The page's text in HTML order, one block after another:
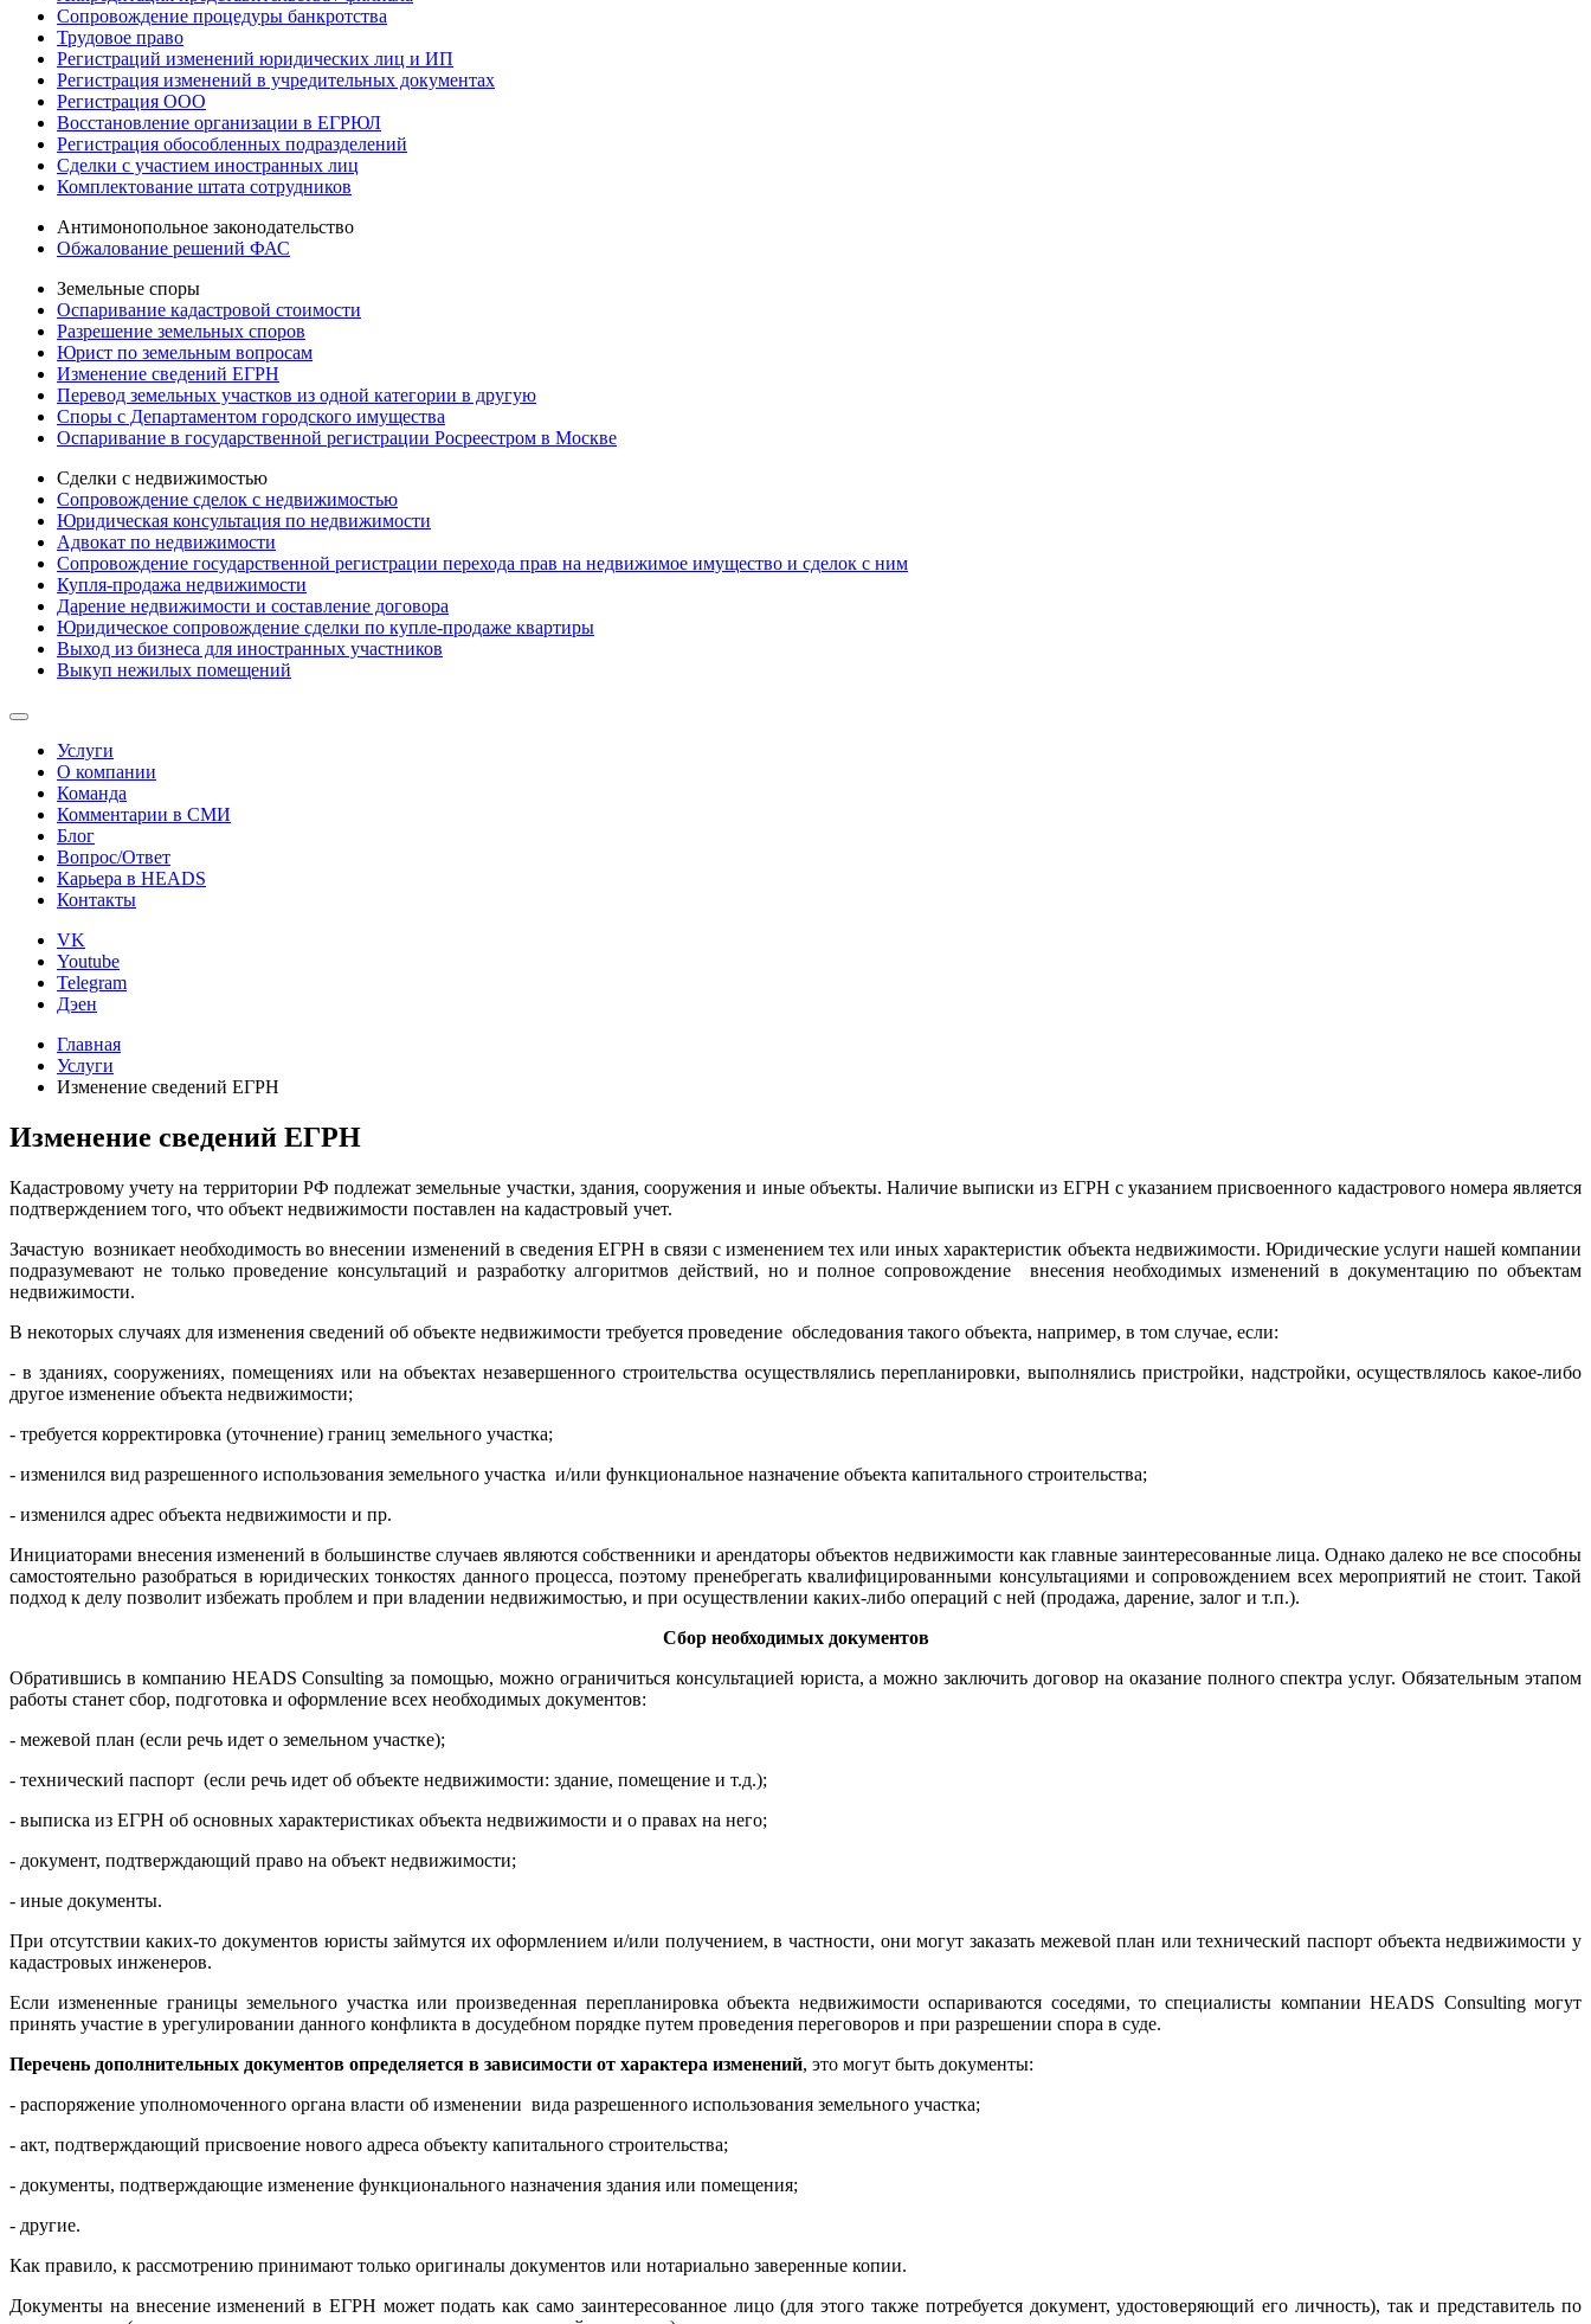
Сопровождение процедуры банкротства
Трудовое право
Регистраций изменений юридических лиц и ИП
Регистрация изменений в учредительных документах
Регистрация ООО
Восстановление организации в ЕГРЮЛ
Регистрация обособленных подразделений
Сделки с участием иностранных лиц
Комплектование штата сотрудников
Антимонопольное законодательство
Обжалование решений ФАС
Земельные споры
Оспаривание кадастровой стоимости
Разрешение земельных споров
Юрист по земельным вопросам
Изменение сведений ЕГРН
Перевод земельных участков из одной категории в другую
Споры с Департаментом городского имущества
Оспаривание в государственной регистрации Росреестром в Москве
Сделки с недвижимостью
Сопровождение сделок с недвижимостью
Юридическая консультация по недвижимости
Адвокат по недвижимости
Сопровождение государственной регистрации перехода прав на недвижимое имущество и сделок с ним
Купля-продажа недвижимости
Дарение недвижимости и составление договора
Юридическое сопровождение сделки по купле-продаже квартиры
Выход из бизнеса для иностранных участников
Выкуп нежилых помещений
Услуги
О компании
Команда
Комментарии в СМИ
Блог
Вопрос/Ответ
Карьера в HEADS
Контакты
VK
Youtube
Telegram
Дэен
Главная
Услуги
Изменение сведений ЕГРН
Изменение сведений ЕГРН
Кадастровому учету на территории РФ подлежат земельные участки, здания, сооружения и иные объекты. Наличие выписки из ЕГРН с указанием присвоенного кадастрового номера является
подтверждением того, что объект недвижимости поставлен на кадастровый учет.
Зачастую возникает необходимость во внесении изменений в сведения ЕГРН в связи с изменением тех или иных характеристик объекта недвижимости. Юридические услуги нашей компании
подразумевают не только проведение консультаций и разработку алгоритмов действий, но и полное сопровождение внесения необходимых изменений в документацию по объектам
недвижимости.
В некоторых случаях для изменения сведений об объекте недвижимости требуется проведение обследования такого объекта, например, в том случае, если:
- в зданиях, сооружениях, помещениях или на объектах незавершенного строительства осуществлялись перепланировки, выполнялись пристройки, надстройки, осуществлялось какое-либо
другое изменение объекта недвижимости;
- требуется корректировка (уточнение) границ земельного участка;
- изменился вид разрешенного использования земельного участка и/или функциональное назначение объекта капитального строительства;
- изменился адрес объекта недвижимости и пр.
Инициаторами внесения изменений в большинстве случаев являются собственники и арендаторы объектов недвижимости как главные заинтересованные лица. Однако далеко не все способны
самостоятельно разобраться в юридических тонкостях данного процесса, поэтому пренебрегать квалифицированными консультациями и сопровождением всех мероприятий не стоит. Такой
подход к делу позволит избежать проблем и при владении недвижимостью, и при осуществлении каких-либо операций с ней (продажа, дарение, залог и т.п.).
Сбор необходимых документов
Обратившись в компанию HEADS Consulting за помощью, можно ограничиться консультацией юриста, а можно заключить договор на оказание полного спектра услуг. Обязательным этапом
работы станет сбор, подготовка и оформление всех необходимых документов:
- межевой план (если речь идет о земельном участке);
- технический паспорт (если речь идет об объекте недвижимости: здание, помещение и т.д.);
- выписка из ЕГРН об основных характеристиках объекта недвижимости и о правах на него;
- документ, подтверждающий право на объект недвижимости;
- иные документы.
При отсутствии каких-то документов юристы займутся их оформлением и/или получением, в частности, они могут заказать межевой план или технический паспорт объекта недвижимости у
кадастровых инженеров.
Если измененные границы земельного участка или произведенная перепланировка объекта недвижимости оспариваются соседями, то специалисты компании HEADS Consulting могут
принять участие в урегулировании данного конфликта в досудебном порядке путем проведения переговоров и при разрешении спора в суде.
Перечень дополнительных документов определяется в зависимости от характера изменений, это могут быть документы:
- распоряжение уполномоченного органа власти об изменении вида разрешенного использования земельного участка;
- акт, подтверждающий присвоение нового адреса объекту капитального строительства;
- документы, подтверждающие изменение функционального назначения здания или помещения;
- другие.
Как правило, к рассмотрению принимают только оригиналы документов или нотариально заверенные копии.
Документы на внесение изменений в ЕГРН может подать как само заинтересованное лицо (для этого также потребуется документ, удостоверяющий его личность), так и представитель по